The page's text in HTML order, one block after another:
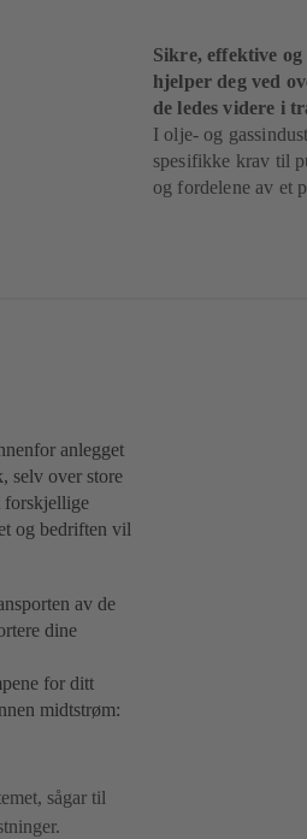
Sikre, effektive
hjelper deg ved
de ledes videre i
I olje- og
spesifikke krav til
og fordelene av et
anlegget
selv over store
forskjellige
og bedriften vil
av de
dine
for ditt
midtstrøm:
sågar til